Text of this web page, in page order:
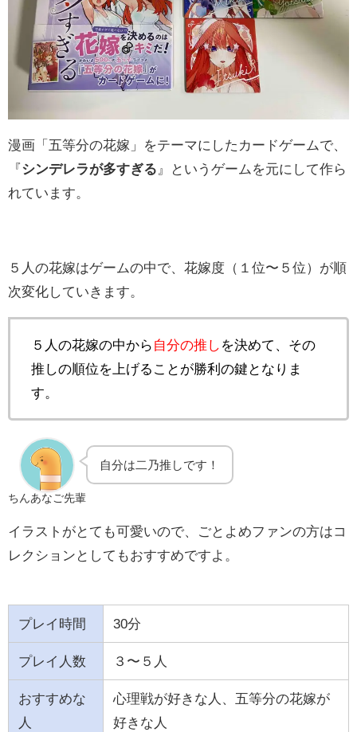
漫画「五等分の花嫁」をテーマにしたカードゲームで、
『シンデレラが多すぎる 』というゲームを元にして作ら
れています。
５人の花嫁はゲームの中で、花嫁度（１位〜５位）が順
次変化していきます。
５人の花嫁の中から 自分の推し を決めて、その
推しの順位を上げることが勝利の鍵となりま
す。
ちんあなご先輩
自分は二乃推しです！
イラストがとても可愛いので、ごとよめファンの方はコ
レクションとしてもおすすめですよ。
プレイ時間 30分
プレイ人数 ３〜５人
おすすめな
人
心理戦が好きな人、五等分の花嫁が
好きな人